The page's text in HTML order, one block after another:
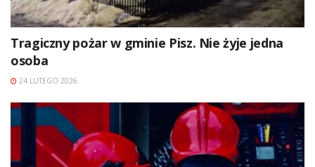
Tragiczny pożar w gminie Pisz. Nie żyje jedna
osoba
24 LUTEGO 2026